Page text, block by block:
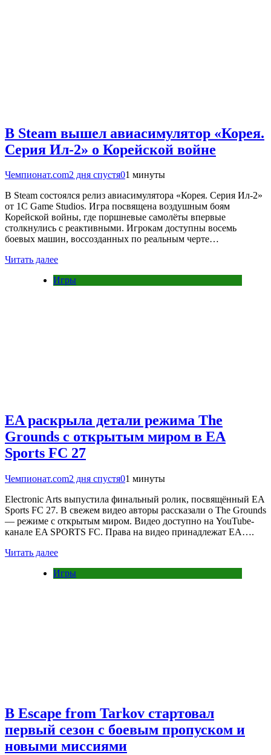
В Steam вышел авиасимулятор «Корея.
Серия Ил-2» о Корейской войне
Чемпионат.com2 дня спустя01 минуты
В Steam состоялся релиз авиасимулятора «Корея. Серия Ил-2»
от 1C Game Studios. Игра посвящена воздушным боям
Корейской войны, где поршневые самолёты впервые
столкнулись с реактивными. Игрокам доступны восемь
боевых машин, воссозданных по реальным черте…
Читать далее
Игры
EA раскрыла детали режима The
Grounds с открытым миром в EA
Sports FC 27
Чемпионат.com2 дня спустя01 минуты
Electronic Arts выпустила финальный ролик, посвящённый EA
Sports FC 27. В свежем видео авторы рассказали о The Grounds
— режиме с открытым миром. Видео доступно на YouTube-
канале EA SPORTS FC. Права на видео принадлежат EA….
Читать далее
Игры
В Escape from Tarkov стартовал
первый сезон с боевым пропуском и
новыми миссиями